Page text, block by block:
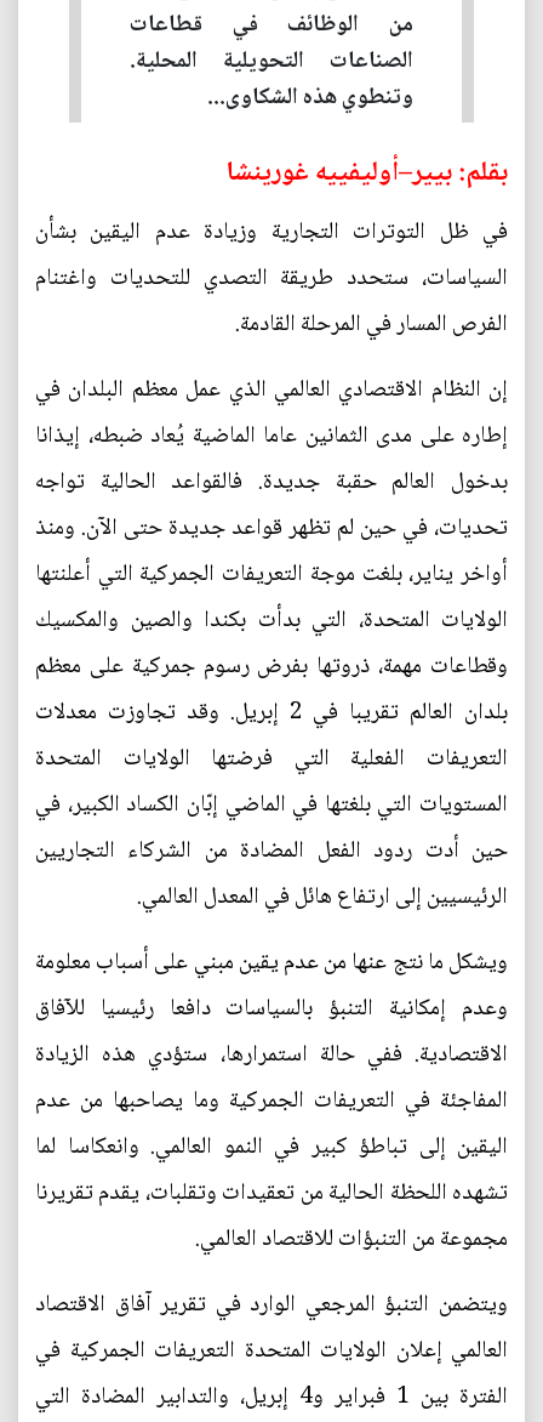
من الوظائف في قطاعات
الصناعات التحويلية المحلية.
وتنطوي هذه الشكاوى...
بقلم: بيير–أوليفييه غورينشا
في ظل التوترات التجارية وزيادة عدم اليقين بشأن
السياسات، ستحدد طريقة التصدي للتحديات واغتنام
الفرص المسار في المرحلة القادمة.
إن النظام الاقتصادي العالمي الذي عمل معظم البلدان في
إطاره على مدى الثمانين عاما الماضية يُعاد ضبطه، إيذانا
بدخول العالم حقبة جديدة. فالقواعد الحالية تواجه
تحديات، في حين لم تظهر قواعد جديدة حتى الآن. ومنذ
أواخر يناير، بلغت موجة التعريفات الجمركية التي أعلنتها
الولايات المتحدة، التي بدأت بكندا والصين والمكسيك
وقطاعات مهمة، ذروتها بفرض رسوم جمركية على معظم
بلدان العالم تقريبا في 2 إبريل. وقد تجاوزت معدلات
التعريفات الفعلية التي فرضتها الولايات المتحدة
المستويات التي بلغتها في الماضي إبّان الكساد الكبير، في
حين أدت ردود الفعل المضادة من الشركاء التجاريين
الرئيسيين إلى ارتفاع هائل في المعدل العالمي.
ويشكل ما نتج عنها من عدم يقين مبني على أسباب معلومة
وعدم إمكانية التنبؤ بالسياسات دافعا رئيسيا للآفاق
الاقتصادية. ففي حالة استمرارها، ستؤدي هذه الزيادة
المفاجئة في التعريفات الجمركية وما يصاحبها من عدم
اليقين إلى تباطؤ كبير في النمو العالمي. وانعكاسا لما
تشهده اللحظة الحالية من تعقيدات وتقلبات، يقدم تقريرنا
مجموعة من التنبؤات للاقتصاد العالمي.
ويتضمن التنبؤ المرجعي الوارد في تقرير آفاق الاقتصاد
العالمي إعلان الولايات المتحدة التعريفات الجمركية في
الفترة بين 1 فبراير و4 إبريل، والتدابير المضادة التي